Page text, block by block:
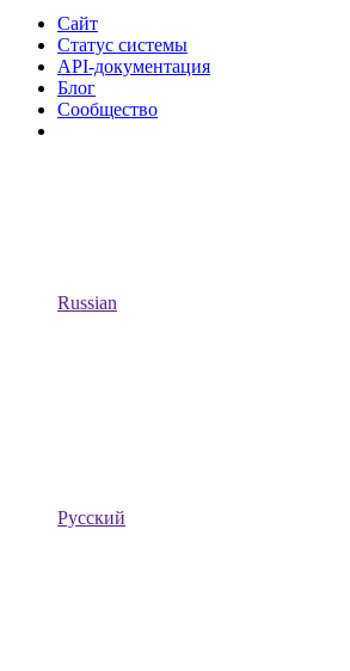
Сайт
Статус системы
API-документация
Блог
Сообщество
Russian
Русский